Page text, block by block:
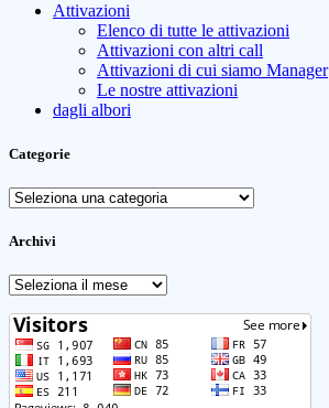
Attivazioni
Elenco di tutte le attivazioni
Attivazioni con altri call
Attivazioni di cui siamo Manager
Le nostre attivazioni
dagli albori
Categorie
Categorie
Archivi
Archivi